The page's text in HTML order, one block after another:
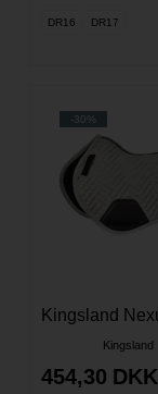
DR16 DR17
-30%
Kingsland
454,30 DKK